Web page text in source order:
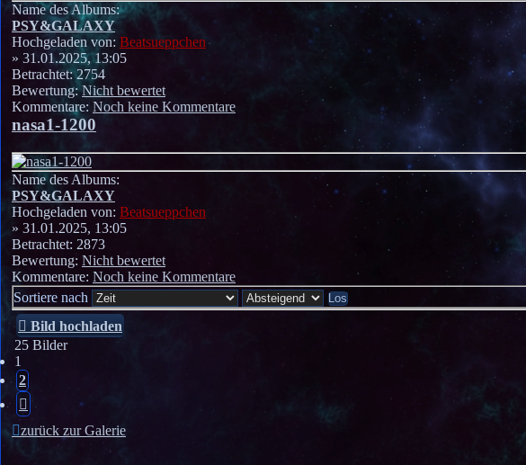
Name des Albums:
PSY&GALAXY
Hochgeladen von: Beatsueppchen
» 31.01.2025, 13:05
Betrachtet: 2754
Bewertung:Nicht bewertet
Kommentare: Noch keine Kommentare
nasa1-1200
Name des Albums:
PSY&GALAXY
Hochgeladen von: Beatsueppchen
» 31.01.2025, 13:05
Betrachtet: 2873
Bewertung: Nicht bewertet
Kommentare: Noch keine Kommentare
Sortiere nach
Bild hochladen
25 Bilder
1
2
zurück zur Galerie